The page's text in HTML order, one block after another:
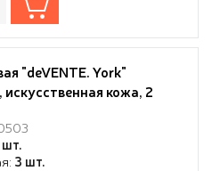
"deVENTE. York"
кожа, 2
под визитки и
черная
3 шт.